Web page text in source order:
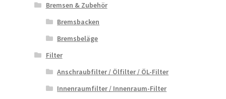
Bremsen & Zubehör
Bremsbacken
Bremsbeläge
Filter
Anschraubfilter / Ölfilter / ÖL-Filter
Innenraumfilter / Innenraum-Filter